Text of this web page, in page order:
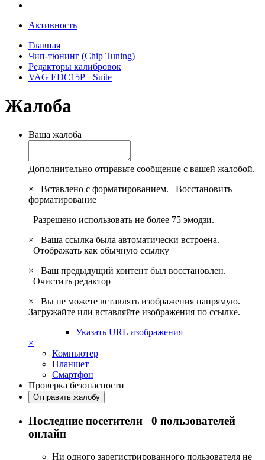
Активность
Главная
Чип-тюнинг (Chip Tuning)
Редакторы калибровок
VAG EDC15P+ Suite
Жалоба
Ваша жалоба
Дополнительно отправьте сообщение с вашей жалобой.
×
Вставлено с форматированием. Восстановить
форматирование
Разрешено использовать не более 75 эмодзи.
×
Ваша ссылка была автоматически встроена.
Отображать как обычную ссылку
×
Ваш предыдущий контент был восстановлен.
Очистить редактор
×
Вы не можете вставлять изображения напрямую.
Загружайте или вставляйте изображения по ссылке.
Указать URL изображения
×
Компьютер
Планшет
Смартфон
Проверка безопасности
Отправить жалобу
Последние посетители 0 пользователей
онлайн
Ни одного зарегистрированного пользователя не